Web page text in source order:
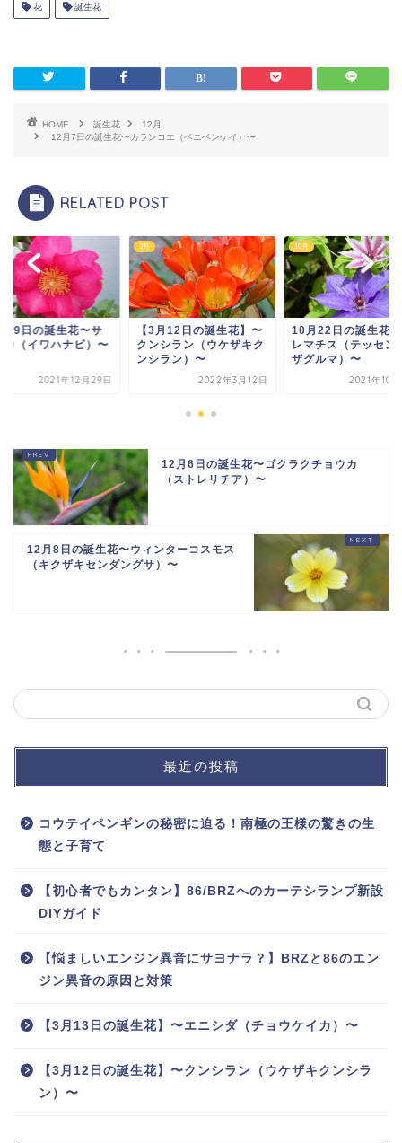
花 誕生花
HOME 誕生花
12月
12月7日の誕生花〜カランコエ（ベニベンケイ）〜
RELATED POST
29日の誕生花〜サ
カ（イワハナビ）〜
2021年12月29日
3月
【3月12日の誕生花】〜
クンシラン（ウケザキク
ンシラン）〜
2022年3月12日
10月
10月22日の誕生花
レマチス（テッセン
ザグルマ）〜
2021年10
12月6日の誕生花〜ゴクラクチョウカ
（ストレリチア）〜
12月8日の誕生花〜ウィンターコスモス
（キクザキセンダングサ）〜
最近の投稿
コウテイペンギンの秘密に迫る！南極の王様の驚きの生
態と子育て
【初心者でもカンタン】86/BRZへのカーテシランプ新設
DIYガイド
【悩ましいエンジン異音にサヨナラ？】BRZと86のエン
ジン異音の原因と対策
【3月13日の誕生花】〜エニシダ（チョウケイカ）〜
【3月12日の誕生花】〜クンシラン（ウケザキクンシラ
ン）〜